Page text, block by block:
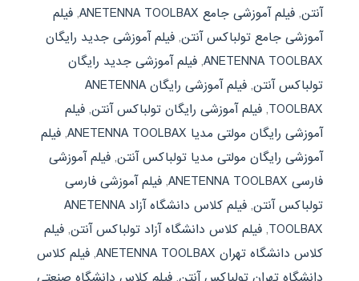
آنتن, فیلم آموزشی جامع ANETENNA TOOLBAX , فیلم
آموزشی جامع تولباکس آنتن, فیلم آموزشی جدید رایگان
ANETENNA TOOLBAX
, فیلم آموزشی جدید رایگان
تولباکس آنتن,
فیلم آموزشی رایگان ANETENNA
TOOLBAX
, فیلم آموزشی رایگان تولباکس آنتن, فیلم
آموزشی رایگان مولتی مدیا ANETENNA TOOLBAX
, فیلم
آموزشی رایگان مولتی مدیا تولباکس آنتن, فیلم آموزشی
فارسی ANETENNA TOOLBAX
, فیلم آموزشی فارسی
تولباکس آنتن,
فیلم کلاس دانشگاه آزاد ANETENNA
TOOLBAX
, فیلم کلاس دانشگاه آزاد تولباکس آنتن, فیلم
کلاس دانشگاه تهران ANETENNA TOOLBAX
, فیلم کلاس